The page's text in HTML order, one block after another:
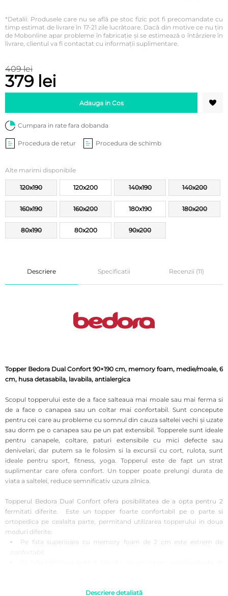
*Detalii: Produsele care nu se află pe stoc fizic pot fi precomandate cu
timp estimat de livrare în 17-21 zile lucrătoare. Dacă din motive ce nu țin
de Mobonline apar probleme în fabricație și se estimează o întârziere în
livrare, clientul va fi contactat cu informații suplimentare.
409 lei
379 lei
Adauga in Cos
Cumpara in rate fara dobanda
Procedura de retur Procedura de schimb
Alte marimi disponibile
120x190 120x200 140x190 140x200
160x190 160x200 180x190 180x200
80x190 80x200 90x200
Descriere Specificatii Recenzii (11)
Topper Bedora Dual Confort 90×190 cm, memory foam, medie/moale, 6
cm, husa detasabila, lavabila, antialergica
Scopul topperului este de a face salteaua mai moale sau mai ferma si
de a face o canapea sau un coltar mai confortabil. Sunt concepute
pentru cei care au probleme cu somnul din cauza saltelei vechi şi uzate
sau dorm pe o canapea sau pe un pat extensibil. Topperele sunt ideale
pentru canapele, coltare, paturi extensibile cu mici defecte sau
denivelari, dar putem sa le folosim si la excursii cu cort, rulota, sunt
ideale pentru sport, fitness, yoga. Topperul este de fapt un strat
suplimentar care ofera confort. Un topper poate prelungi durata de
viata a saltelei, reduce semnificativ uzura zilnica.
Topperul Bedora Dual Confort ofera posibilitatea de a opta pentru 2
fermitati diferite. Este un topper foarte confortabil pe o parte si
ortopedica pe cealalta parte, permitand utilizarea topperului in doua
moduri diferite:
Pe fata superioara cu memory foam de 2 cm este extrem de
Spuma memory obtinuta din spuma viscoelastica asigura dispersarea
Descriere detaliată